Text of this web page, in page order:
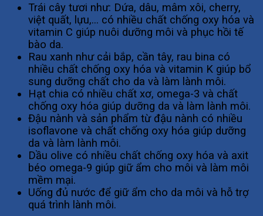
Trái cây tươi như: Dứa, dâu, mâm xôi, cherry,
việt quất, lựu,… có nhiều chất chống oxy hóa và
vitamin C giúp nuôi dưỡng môi và phục hồi tế
bào da.
Rau xanh như cải bắp, cần tây, rau bina có
nhiều chất chống oxy hóa và vitamin K giúp bổ
sung dưỡng chất cho da và làm lành môi.
Hạt chia có nhiều chất xơ, omega-3 và chất
chống oxy hóa giúp dưỡng da và làm lành môi.
Đậu nành và sản phẩm từ đậu nành có nhiều
isoflavone và chất chống oxy hóa giúp dưỡng
da và làm lành môi.
Dầu olive có nhiều chất chống oxy hóa và axit
béo omega-9 giúp giữ ẩm cho môi và làm môi
mềm mại.
Uống đủ nước để giữ ẩm cho da môi và hỗ trợ
quá trình lành môi.